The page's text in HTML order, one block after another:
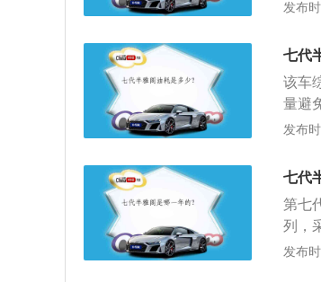
性能
投产
销
双横
智能
发布
七代
该车
量避
的重
升功
2、
车的
据是
般开
发布
七代
第七
列，
七代
发布